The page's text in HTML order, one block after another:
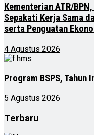
Kementerian ATR/
Sepakati Kerja Sama
serta Penguatan
4 Agustus 2026
Program BSPS, Tahun
5 Agustus 2026
Terbaru